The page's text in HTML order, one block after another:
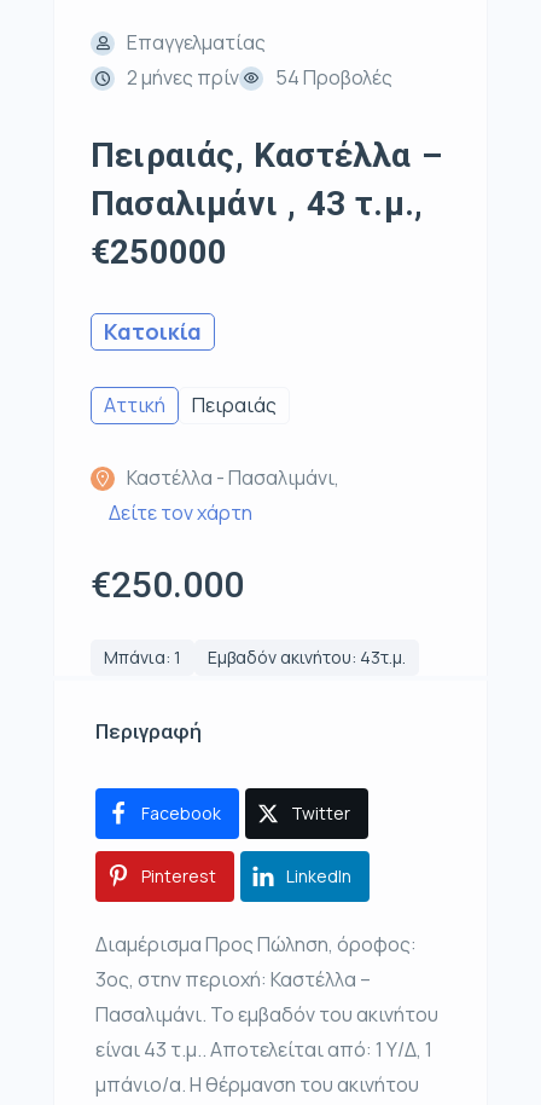
Επαγγελματίας
2 μήνες πρίν
54 Προβολές
Πειραιάς, Καστέλλα –
Πασαλιμάνι , 43 τ.μ.,
€250000
Κατοικία
Αττική Πειραιάς
Καστέλλα - Πασαλιμάνι,
Δείτε τον χάρτη
€250.000
Μπάνια: 1 Εμβαδόν ακινήτου: 43τ.μ.
Περιγραφή
Facebook Twitter
Pinterest LinkedIn
Διαμέρισμα Προς Πώληση, όροφος:
3ος, στην περιοχή: Καστέλλα –
Πασαλιμάνι. Το εμβαδόν του ακινήτου
είναι 43 τ.μ.. Αποτελείται από: 1 Υ/Δ, 1
μπάνιο/α. Η θέρμανση του ακινήτου